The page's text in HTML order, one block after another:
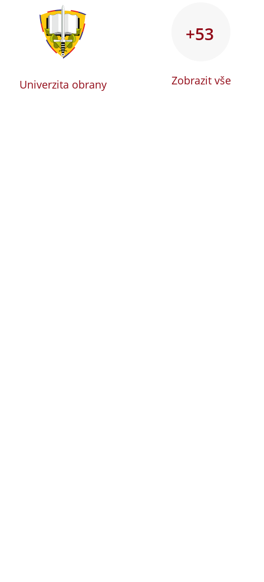
Univerzita obrany
+53
Zobrazit vše